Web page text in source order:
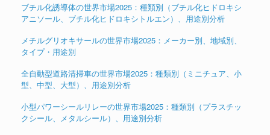
ブチル化誘導体の世界市場2025：種類別（ブチル化ヒドロキシ
アニソール、ブチル化ヒドロキシトルエン）、用途別分析
メチルグリオキサールの世界市場2025：メーカー別、地域別、
タイプ・用途別
全自動型道路清掃車の世界市場2025：種類別（ミニチュア、小
型、中型、大型）、用途別分析
小型パワーシールリレーの世界市場2025：種類別（プラスチッ
クシール、メタルシール）、用途別分析